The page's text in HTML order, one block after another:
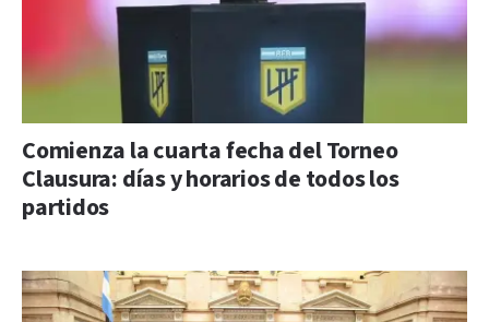
Comienza la cuarta fecha del Torneo
Clausura: días y horarios de todos los
partidos